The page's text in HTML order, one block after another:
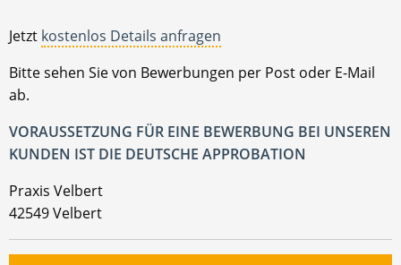
Jetzt kostenlos Details anfragen
Bitte sehen Sie von Bewerbungen per Post oder E-Mail
ab.
VORAUSSETZUNG FÜR EINE BEWERBUNG BEI UNSEREN
KUNDEN IST DIE DEUTSCHE APPROBATION
Praxis Velbert
42549 Velbert